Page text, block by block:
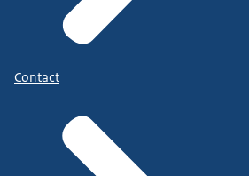
Contact